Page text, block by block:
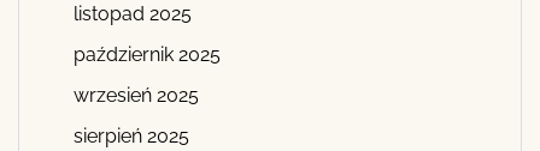
listopad 2025
październik 2025
wrzesień 2025
sierpień 2025